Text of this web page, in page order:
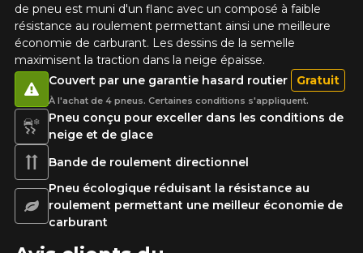
de pneu est muni d'un flanc avec un composé à faible
résistance au roulement permettant ainsi une meilleure
économie de carburant. Les dessins de la semelle
maximisent la traction dans la neige épaisse.
Pneu conçu pour exceller dans les conditions de
neige et de glace
Bande de roulement directionnel
Pneu écologique réduisant la résistance au
roulement permettant une meilleur économie de
carburant
Couvert par une garantie hasard routier Gratuit
À l'achat de 4 pneus. Certaines conditions s'appliquent.
Courriel
Votre véhicule
Année